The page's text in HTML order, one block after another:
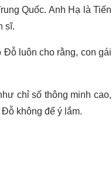
Quốc. Anh Hạ là Tiến
sĩ.
Đỗ luôn cho rằng, con gái
chỉ số thông minh cao,
không để ý lắm.